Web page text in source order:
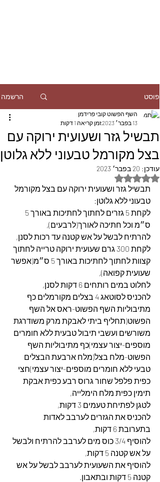
פוסט הרשמה
תבשיל גזר ושעועית ירוקה עם
בצל מקורמל טבעוני ללא גלוטן
השף הפשוט קובי פרידמן
13 בפבר׳ 2023
זמן קריאה 1 דקות
עודכן: 20 בפבר׳ 2023
דירוג של NaN מתוך 5 כוכבים
תבשיל גזר ושעועית ירוקה עם בצל מקורמל
טבעוני ללא גלוטן:
ס״מ וכל חתיכה לאורך(לרבעים),
להרתיח לבשל על אש קטנה עד רכות לסנן,
לקחת 300 גרם שעועית ירוקה טרייה לחתוך
קצוות לחתוך לחתיכות באורך 5 ס״מ(אפשר
שעועית קפואה),
לחלוט במים רותחים 6 דקות לסנן,
להכניס לסוטאג 4 בצלים מקורמלים כף
מתיבוליות השף הפשוט-ראס אל השף
הפשוט(תחליף ביתי לאבקת מרק משודרגת
משורשים ועשבי תיבול טבעית ללא חומרים
מוספים-יצור עצמי)כף מתיבוליות השף
הפשוט-מלח בצל(מלח ארבעת הבצלים
טבעי ללא חומרים מוספים-יצור עצמי)חצי
כפית פלפל שחור גרוס רבע כפית אבקת
תימין כפית מלח הימלייה,
לטגן לפתיחת טעמים 3 דקות,
להכניס את הגזרים לערבב לאדות
בתערובת 6 דקות,
להוסיף 3/4 כוס מים לערבב להרתיח ולבשל
על אש קטנה 5 דקות,
להוסיף את השעועית לערבב לבשל על אש
קטנה 5 דקות ובתאבון.